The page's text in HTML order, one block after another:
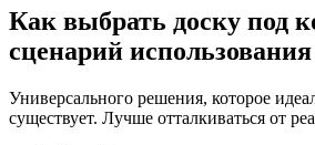
Как выбрать доску под
сценарий использования
Универсального решения, которое
существует. Лучше отталкиваться от